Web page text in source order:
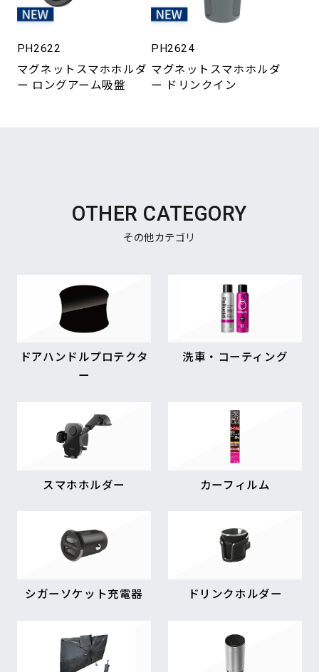
PH2622
マグネットスマホホルダ
ー ロングアーム吸盤
PH2624
マグネットスマホホルダ
ー ドリンクイン
OTHER CATEGORY
その他カテゴリ
ドアハンドルプロテクタ
ー
洗車・コーティング
スマホホルダー カーフィルム
シガーソケット充電器 ドリンクホルダー